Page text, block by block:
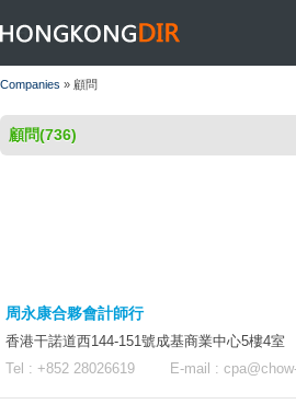
HONGKONGDIR
Companies » 顧問
顧問(736)
周永康合夥會計師行
香港干諾道西144-151號成基商業中心5樓4室
Tel : +852 28026619 E-mail :